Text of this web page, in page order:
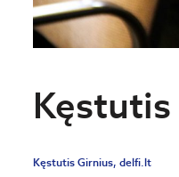
Kęstutis Girnius, delfi.lt